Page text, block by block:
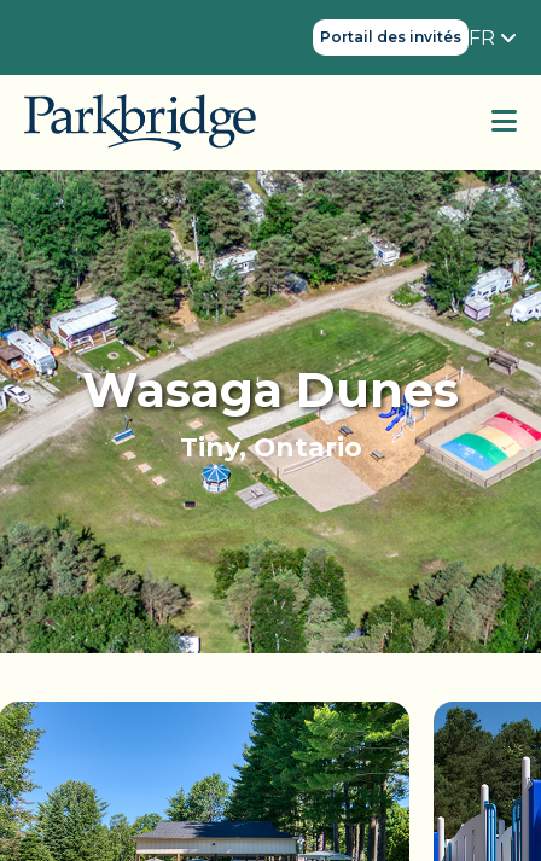
Portail des invités FR
Wasaga Dunes
Tiny, Ontario